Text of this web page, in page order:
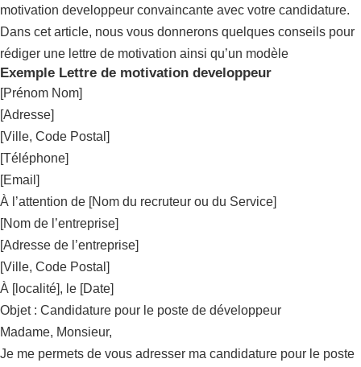
motivation developpeur convaincante avec votre candidature.
Dans cet article, nous vous donnerons quelques conseils pour
rédiger une lettre de motivation ainsi qu’un modèle
Exemple Lettre de motivation developpeur
[Prénom Nom]
[Adresse]
[Ville, Code Postal]
[Téléphone]
[Email]
À l’attention de [Nom du recruteur ou du Service]
[Nom de l’entreprise]
[Adresse de l’entreprise]
[Ville, Code Postal]
À [localité], le [Date]
Objet : Candidature pour le poste de développeur
Madame, Monsieur,
Je me permets de vous adresser ma candidature pour le poste